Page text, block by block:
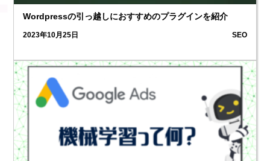
Wordpressの引っ越しにおすすめのプラグインを紹介
2023年10月25日 SEO
2